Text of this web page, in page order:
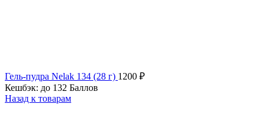
Гель-пудра Nelak 134 (28 г) 1200 ₽
Кешбэк: до 132 Баллов
Назад к товарам